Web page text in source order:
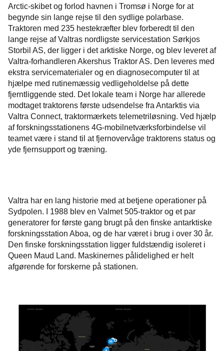
Arctic-skibet og forlod havnen i Tromsø i Norge for at
begynde sin lange rejse til den sydlige polarbase.
Traktoren med 235 hestekræfter blev forberedt til den
lange rejse af Valtras nordligste servicestation Sørkjos
Storbil AS, der ligger i det arktiske Norge, og blev leveret af
Valtra-forhandleren Akershus Traktor AS. Den leveres med
ekstra servicematerialer og en diagnosecomputer til at
hjælpe med rutinemæssig vedligeholdelse på dette
fjerntliggende sted. Det lokale team i Norge har allerede
modtaget traktorens første udsendelse fra Antarktis via
Valtra Connect, traktormærkets telemetriløsning. Ved hjælp
af forskningsstationens 4G-mobilnetværksforbindelse vil
teamet være i stand til at fjernovervåge traktorens status og
yde fjernsupport og træning.
Valtra har en lang historie med at betjene operationer på
Sydpolen. I 1988 blev en Valmet 505-traktor og et par
generatorer for første gang brugt på den finske antarktiske
forskningsstation Aboa, og de har været i brug i over 30 år.
Den finske forskningsstation ligger fuldstændig isoleret i
Queen Maud Land. Maskinernes pålidelighed er helt
afgørende for forskerne på stationen.